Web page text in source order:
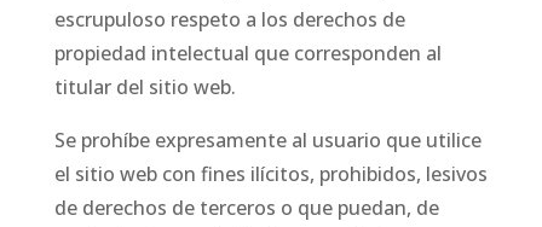
escrupuloso respeto a los derechos de
propiedad intelectual que corresponden al
titular del sitio web.
Se prohíbe expresamente al usuario que utilice
el sitio web con fines ilícitos, prohibidos, lesivos
de derechos de terceros o que puedan, de